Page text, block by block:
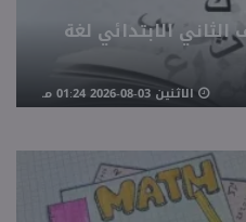
الابتدائي لغة
الاثنين 03-08-2026 01:24 مـ